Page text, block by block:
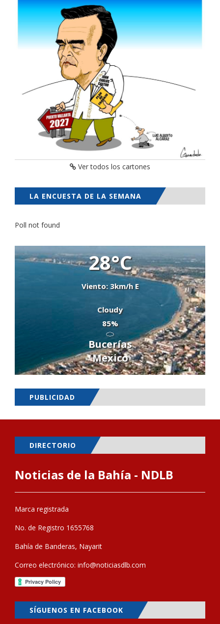
Ver todos los cartones
LA ENCUESTA DE LA SEMANA
Poll not found
28°C
Viento: 3km/h E
Cloudy
85%
Bucerías
Mexico
PUBLICIDAD
DIRECTORIO
Noticias de la Bahía - NDLB
Marca registrada
No. de Registro 1655768
Bahía de Banderas, Nayarit
Correo electrónico: info@noticiasdlb.com
SÍGUENOS EN FACEBOOK